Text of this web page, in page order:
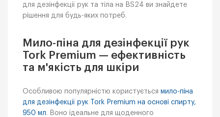
для дезінфекції рук та тіла на BS24 ви знайдете
рішення для будь-яких потреб.
Мило-піна для дезінфекції рук
Tork Premium — ефективність
та м'якість для шкіри
Особливою популярністю користується мило-піна
для дезінфекції рук Tork Premium на основі спирту,
950 мл. Воно ідеальне для щоденного